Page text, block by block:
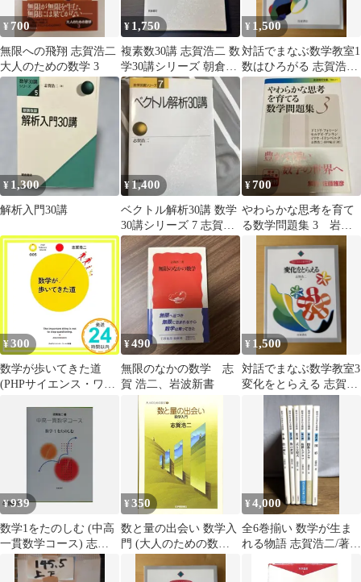
¥ 700
無限への飛翔 志賀浩二
大人のための数学 3
¥ 1,750
複素数30講 志賀浩二 数
学30講シリーズ 朝倉書
店
¥ 1,500
対話でまなぶ数学教室1
数はひろがる 志賀浩二
岩波書店
¥ 1,300
解析入門30講
¥ 1,400
ベクトル解析30講 数学
30講シリーズ 7 志賀浩
二
¥700
やわらかな思考を育て
る数学問題集 3 岩波
ドミトリフォミーン
¥300
数学が歩いてきた道
(PHPサイエンス・ワー
¥490
無限のなかの数学 志
賀 浩二、岩波新書
¥ 1,500
対話でまなぶ数学教室3
変化をとらえる 志賀浩
¥939
数学1をたのしむ (中高
一貫数学コース) 志賀
浩二
¥350
数と量の出会い 数学入
門 (大人のための数学
¥4,000
全6巻揃い 数学が生ま
れる物語 志賀浩二/著